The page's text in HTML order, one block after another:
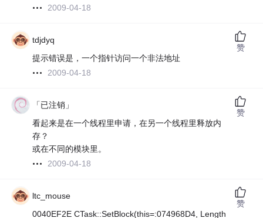
2009-04-18
tdjdyq
提示错误是，一个指针访问一个非法地址
2009-04-18
赞
「已注销」
看起来是在一个线程里申请，在另一个线程里释放内
存？
或在不同的模块里。
2009-04-18
赞
ltc_mouse
0040EF2E CTask::SetBlock(this=:074968D4, Length
赞